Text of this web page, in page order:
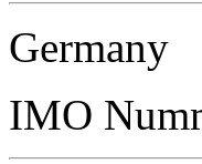
Germany
IMO